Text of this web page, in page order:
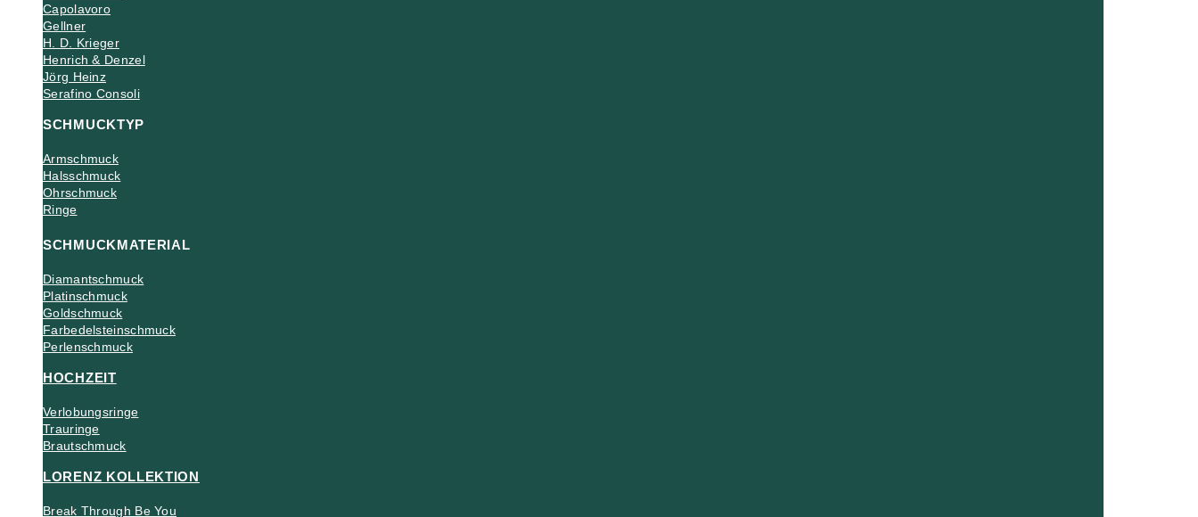
Capolavoro
Gellner
H. D. Krieger
Henrich & Denzel
Jörg Heinz
Serafino Consoli
SCHMUCKTYP
Armschmuck
Halsschmuck
Ohrschmuck
Ringe
SCHMUCKMATERIAL
Diamantschmuck
Platinschmuck
Goldschmuck
Farbedelsteinschmuck
Perlenschmuck
HOCHZEIT
Verlobungsringe
Trauringe
Brautschmuck
LORENZ KOLLEKTION
Break Through Be You